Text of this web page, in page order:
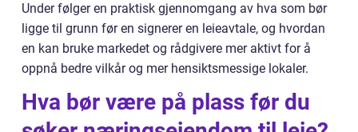
Under følger en praktisk gjennomgang av hva som bør
ligge til grunn før en signerer en leieavtale, og hvordan
en kan bruke markedet og rådgivere mer aktivt for å
oppnå bedre vilkår og mer hensiktsmessige lokaler.
Hva bør være på plass før du